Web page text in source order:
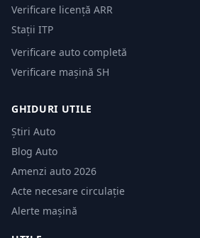
Verificare licență ARR
Stații ITP
Verificare auto completă
Verificare mașină SH
GHIDURI UTILE
Știri Auto
Blog Auto
Amenzi auto 2026
Acte necesare circulație
Alerte mașină